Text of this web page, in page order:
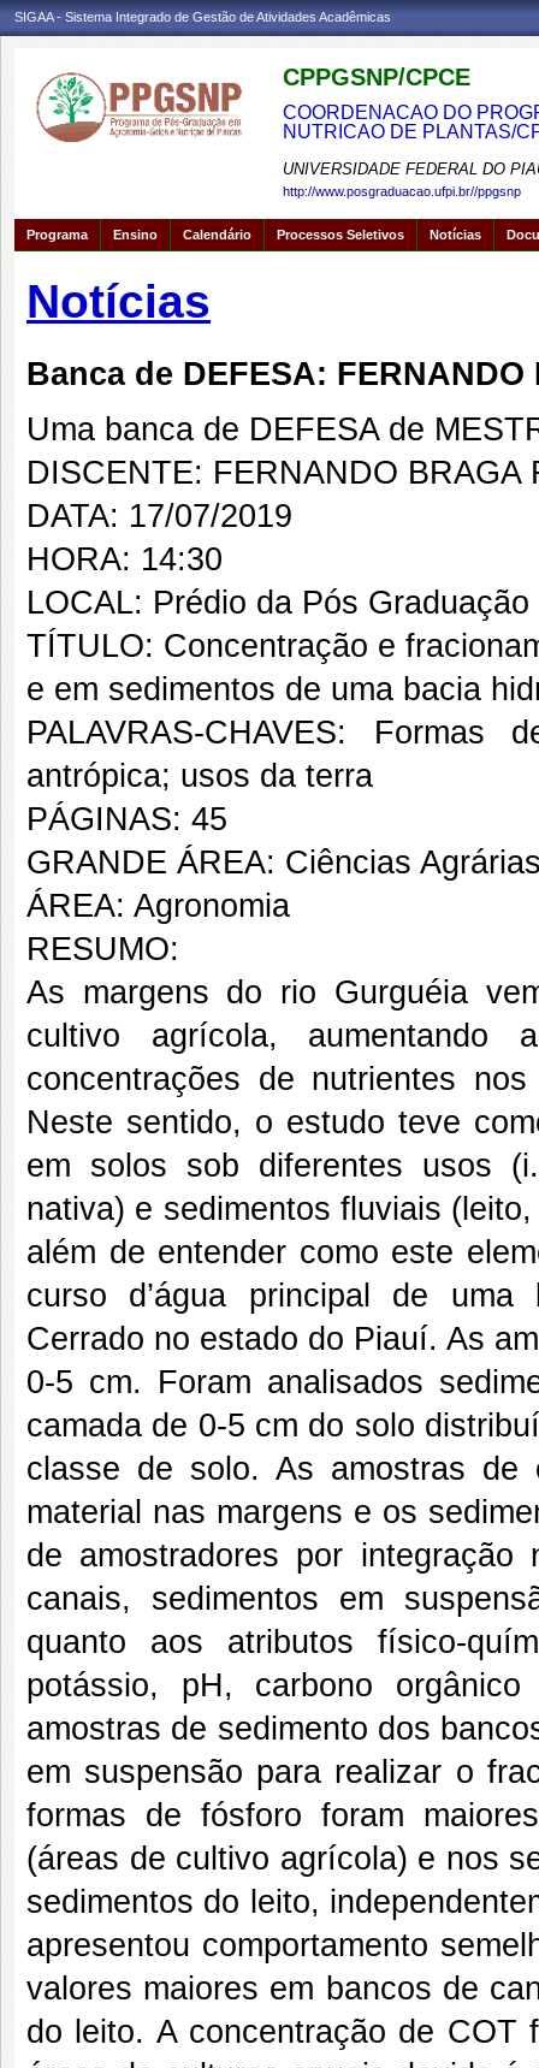
SIGAA - Sistema Integrado de Gestão de Atividades Acadêmicas
CPPGSNP/CPCE
COORDENACAO DO
NUTRICAO DE PLANTAS/
UNIVERSIDADE FEDERAL DO
http://www.posgraduacao.ufpi.br//ppgsnp
Programa Ensino Calendário Processos Seletivos Notícias
Notícias
Banca de DEFESA: FERNANDO
Uma banca de DEFESA de
DISCENTE: FERNANDO BRAGA
DATA: 17/07/2019
HORA: 14:30
LOCAL: Prédio da Pós
TÍTULO: Concentração e
e em sedimentos de uma bacia
PALAVRAS-CHAVES: Formas
antrópica; usos da terra
PÁGINAS: 45
GRANDE ÁREA: Ciências
ÁREA: Agronomia
RESUMO:
As margens do rio Gurguéia
cultivo agrícola,
concentrações de nutrientes
Neste sentido, o estudo teve
em solos sob diferentes usos
nativa) e sedimentos fluviais
além de entender como este
curso d’água principal de uma
Cerrado no estado do Piauí. As
0-5 cm. Foram analisados
camada de 0-5 cm do solo
classe de solo. As amostras de
material nas margens e os
de amostradores por
canais, sedimentos em
quanto aos atributos físico-
potássio, pH, carbono
amostras de sedimento dos
em suspensão para realizar o
formas de fósforo foram
(áreas de cultivo agrícola) e nos
sedimentos do leito,
apresentou comportamento
valores maiores em bancos de
do leito. A concentração de COT